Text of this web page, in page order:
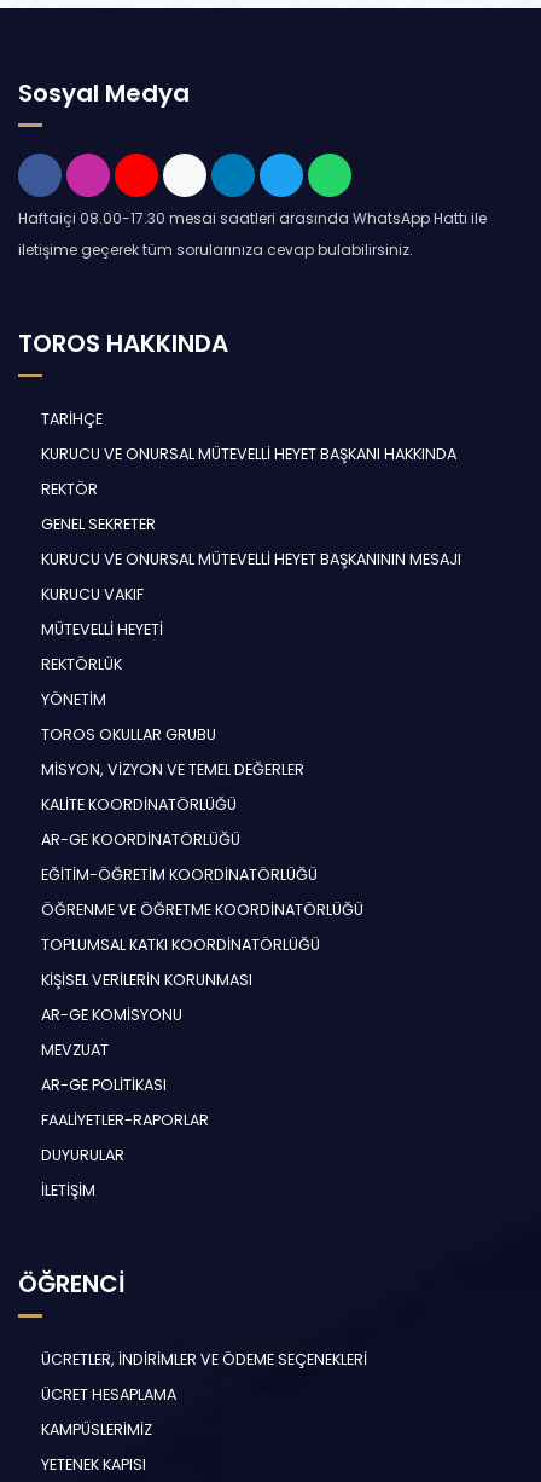
Sosyal Medya
Haftaiçi 08.00-17.30 mesai saatleri arasında WhatsApp Hattı ile
iletişime geçerek tüm sorularınıza cevap bulabilirsiniz.
TOROS HAKKINDA
TARİHÇE
KURUCU VE ONURSAL MÜTEVELLİ HEYET BAŞKANI HAKKINDA
REKTÖR
GENEL SEKRETER
KURUCU VE ONURSAL MÜTEVELLİ HEYET BAŞKANININ MESAJI
KURUCU VAKIF
MÜTEVELLİ HEYETİ
REKTÖRLÜK
YÖNETİM
TOROS OKULLAR GRUBU
MİSYON, VİZYON VE TEMEL DEĞERLER
KALİTE KOORDİNATÖRLÜĞÜ
AR-GE KOORDİNATÖRLÜĞÜ
EĞİTİM-ÖĞRETİM KOORDİNATÖRLÜĞÜ
ÖĞRENME VE ÖĞRETME KOORDİNATÖRLÜĞÜ
TOPLUMSAL KATKI KOORDİNATÖRLÜĞÜ
KİŞİSEL VERİLERİN KORUNMASI
AR-GE KOMİSYONU
MEVZUAT
AR-GE POLİTİKASI
FAALİYETLER-RAPORLAR
DUYURULAR
İLETİŞİM
ÖĞRENCİ
ÜCRETLER, İNDİRİMLER VE ÖDEME SEÇENEKLERİ
ÜCRET HESAPLAMA
KAMPÜSLERİMİZ
YETENEK KAPISI